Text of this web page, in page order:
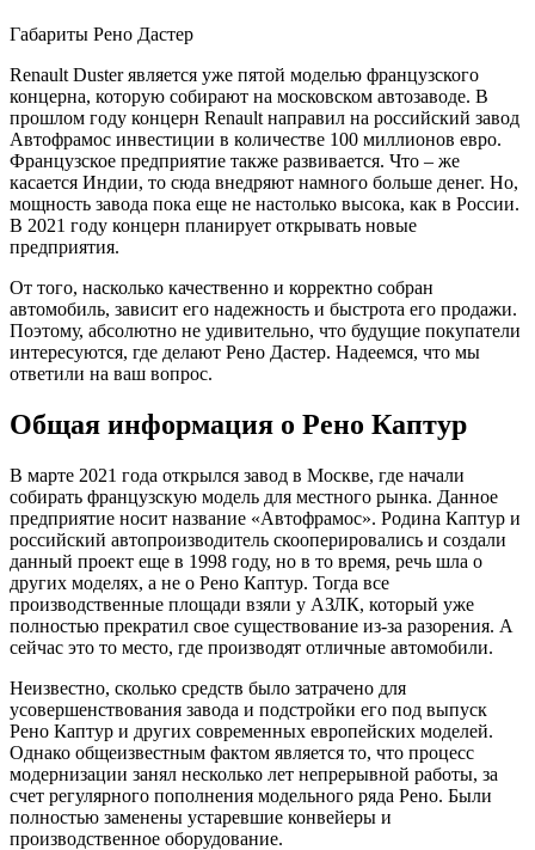
Габариты Рено Дастер
Renault Duster является уже пятой моделью французского
концерна, которую собирают на московском автозаводе. В
прошлом году концерн Renault направил на российский завод
Автофрамос инвестиции в количестве 100 миллионов евро.
Французское предприятие также развивается. Что – же
касается Индии, то сюда внедряют намного больше денег. Но,
мощность завода пока еще не настолько высока, как в России.
В 2021 году концерн планирует открывать новые
предприятия.
От того, насколько качественно и корректно собран
автомобиль, зависит его надежность и быстрота его продажи.
Поэтому, абсолютно не удивительно, что будущие покупатели
интересуются, где делают Рено Дастер. Надеемся, что мы
ответили на ваш вопрос.
Общая информация о Рено Каптур
В марте 2021 года открылся завод в Москве, где начали
собирать французскую модель для местного рынка. Данное
предприятие носит название «Автофрамос». Родина Каптур и
российский автопроизводитель скооперировались и создали
данный проект еще в 1998 году, но в то время, речь шла о
других моделях, а не о Рено Каптур. Тогда все
производственные площади взяли у АЗЛК, который уже
полностью прекратил свое существование из-за разорения. А
сейчас это то место, где производят отличные автомобили.
Неизвестно, сколько средств было затрачено для
усовершенствования завода и подстройки его под выпуск
Рено Каптур и других современных европейских моделей.
Однако общеизвестным фактом является то, что процесс
модернизации занял несколько лет непрерывной работы, за
счет регулярного пополнения модельного ряда Рено. Были
полностью заменены устаревшие конвейеры и
производственное оборудование.